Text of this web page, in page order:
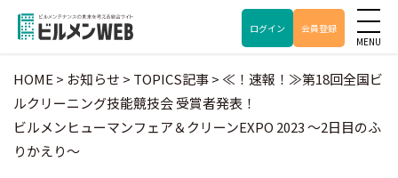
ログイン 会員登録
HOME > お知らせ > TOPICS記事> ≪！速報！≫第18回全国ビ
ルクリーニング技能競技会 受賞者発表！
ビルメンヒューマンフェア＆クリーンEXPO 2023 ～2日目のふ
りかえり～